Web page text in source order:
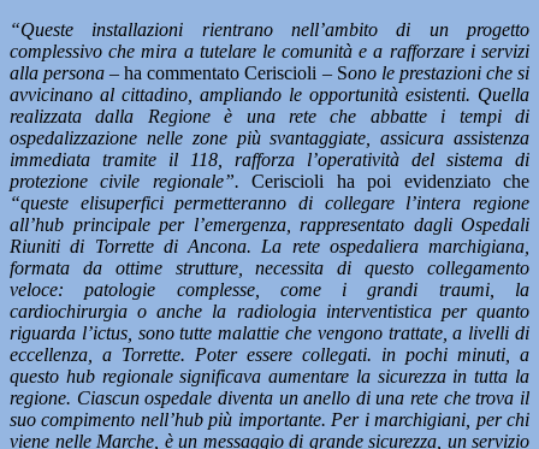
“Queste installazioni rientrano nell’ambito di un progetto
complessivo che mira a tutelare le comunità e a rafforzare i servizi
alla persona – ha commentato Ceriscioli – Sono le prestazioni che si
avvicinano al cittadino, ampliando le opportunità esistenti. Quella
realizzata dalla Regione è una rete che abbatte i tempi di
ospedalizzazione nelle zone più svantaggiate, assicura assistenza
immediata tramite il 118, rafforza l’operatività del sistema di
protezione civile regionale”. Ceriscioli ha poi evidenziato che
“queste elisuperfici permetteranno di collegare l’intera regione
all’hub principale per l’emergenza, rappresentato dagli Ospedali
Riuniti di Torrette di Ancona. La rete ospedaliera marchigiana,
formata da ottime strutture, necessita di questo collegamento
veloce: patologie complesse, come i grandi traumi, la
cardiochirurgia o anche la radiologia interventistica per quanto
riguarda l’ictus, sono tutte malattie che vengono trattate, a livelli di
eccellenza, a Torrette. Poter essere collegati. in pochi minuti, a
questo hub regionale significava aumentare la sicurezza in tutta la
regione. Ciascun ospedale diventa un anello di una rete che trova il
suo compimento nell’hub più importante. Per i marchigiani, per chi
viene nelle Marche, è un messaggio di grande sicurezza, un servizio